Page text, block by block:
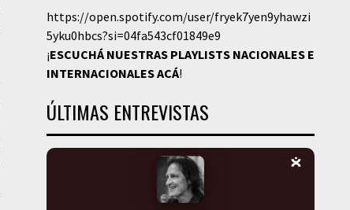
https://open.spotify.com/user/fryek7yen9yhawzi
5yku0hbcs?si=04fa543cf01849e9
¡ESCUCHÁ NUESTRAS PLAYLISTS NACIONALES E
INTERNACIONALESACÁ!
ÚLTIMAS ENTREVISTAS